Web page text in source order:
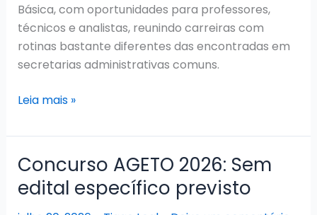
Básica, com oportunidades para professores,
técnicos e analistas, reunindo carreiras com
rotinas bastante diferentes das encontradas em
secretarias administrativas comuns.
Concurso
de
Palmas
2026:
Educação
segue
Leia mais »
Concurso AGETO 2026: Sem
edital específico previsto